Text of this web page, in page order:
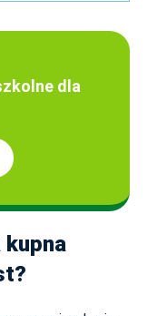
dla
kupna